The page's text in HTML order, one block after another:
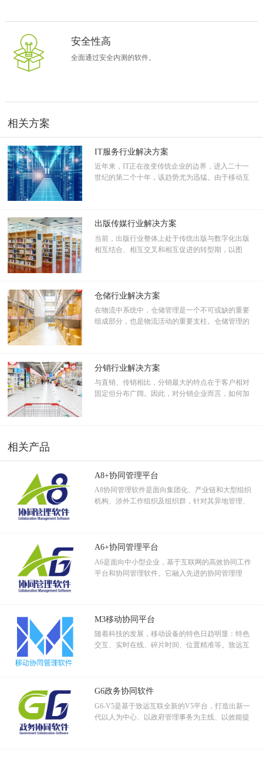
（3）收入合同审批
（4）支出合同审批
（5）财务数据报表
2、营造电商业务：
（1）域名申请
（3）日常IDC服务器网维
3、人力资源管理
（2）入职流程审批
（3）调岗调薪
（4）日常考勤
4、SOX审计管理制度化
（2）审计报告
协同平台价值创造
协同办公系统自2011年9月正式上线至2012年12月：
1、协同工作 167839 综
2、表单审批 176290 综
3、合计业务总量 338930 综
其他间接效益：提升工作效率25%，极大的节约了管理成本。
奇虎360协同办公系统应用功能
1. 组织管理：组织不断的发展，组织结构不断调整，需要有一种软件
不断的调整。
3. 流程绩效：每一个业务流程执行的时间、使用率、超时率都可以通
过系统进行统计查询，可以定位到每一个节点；
4. 数据分析：财务合同和财务收支与预算关联，形成了企业大量的数
据财务报表；
7. 审计管理：内部审计计划和审计报告的管理帮助SOX审计实现了制
8. 人事管理：人员招聘、入职、转正、调岗调薪、日常考勤、出差、
离职等管理过程；
安全性高
全面通过安全内测的软件。
相关方案
IT服务行业解决方案
近年来，IT正在改变传统企业的边界，进入二十一
世纪的第二个十年，该趋势尤为迅猛。由于移动互
化与去中介化的发展趋势。
出版传媒行业解决方案
当前，出版行业整体上处于传统出版与数字化出版
相互结合、相互交叉和相互促进的转型期，以图
仓储行业解决方案
在物流中系统中，仓储管理是一个不可或缺的重要
组成部分，也是物流活动的重要支柱。仓储管理的
增加，越来越多的企业开始大举进军仓储业；
分销行业解决方案
与直销、传销相比，分销最大的特点在于客户相对
固定但分布广阔。因此，对分销企业而言，如何加
相关产品
A8+协同管理平台
A8协同管理软件是面向集团化、产业链和大型组织
机构、涉外工作组织及组织群，针对其异地管理、
A6+协同管理平台
A6是面向中小型企业，基于互联网的高效协同工作
平台和协同管理软件。它融入先进的协同管理理
M3移动协同平台
随着科技的发展，移动设备的特色日趋明显：特色
交互、实时在线、碎片时间、位置精准等。致远互
G6政务协同软件
G6-V5是基于致远互联全新的V5平台，打造出新一
代以人为中心、以政府管理事务为主线、以效能提